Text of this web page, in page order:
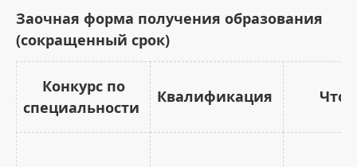
Заочная форма получения образования
(сокращенный срок)
Конкурс по
специальности
Квалификация Что